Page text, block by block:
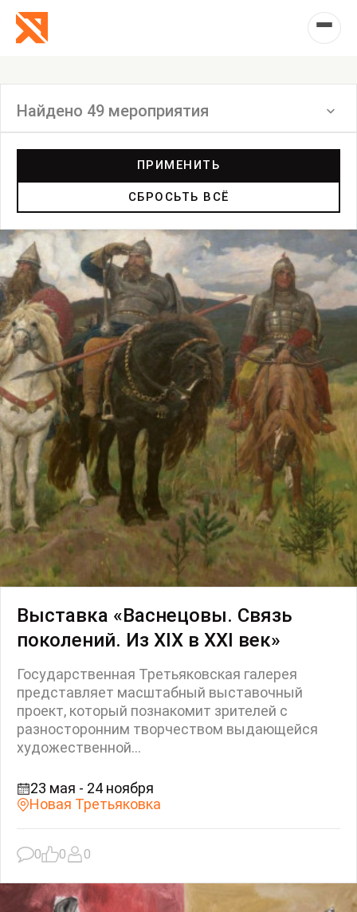
Найдено 49 мероприятия
Перформанс
Выставка
Лекция
Фестиваль
Анонс
Мастерские
Дискуссия
Пост-релиз
Пресс-конференция
Маркет
Ярмарка
Интервью
Open call
Экскурсия
Дискуссия
Cosmoscow 2024
Blazar 2024
Встречи
Круглый стол
ПРИМЕНИТЬ
СБРОСЬТЬ ВСЁ
Выставка «Васнецовы. Связь
поколений. Из XIX в XXI век»
Государственная Третьяковская галерея
представляет масштабный выставочный
проект, который познакомит зрителей с
разносторонним творчеством выдающейся
художественной...
23 мая - 24 ноября
Новая Третьяковка
0 0 0